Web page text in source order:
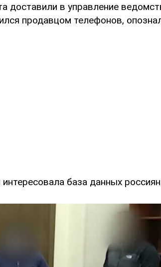
доставили в управление
продавцом телефонов,
база данных